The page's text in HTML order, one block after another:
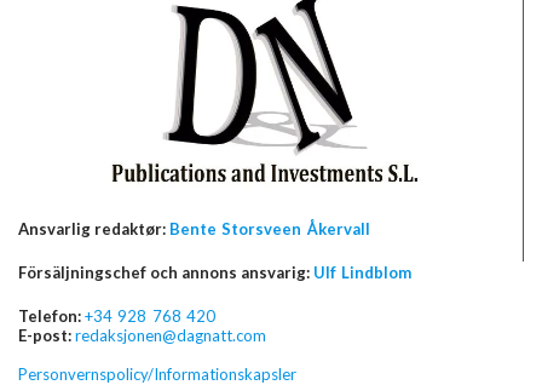
Ansvarlig redaktør: Bente Storsveen Åkervall
Försäljningschef och annons ansvarig: Ulf Lindblom
Telefon:+34 928 768 420
E-post:redaksjonen@dagnatt.com
Personvernspolicy/Informationskapsler